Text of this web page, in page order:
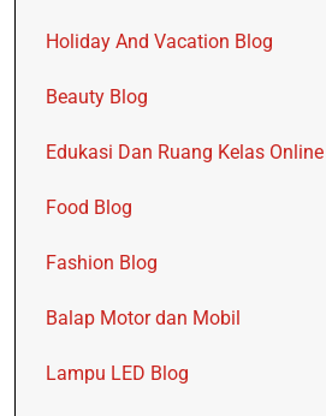
Holiday And Vacation Blog
Beauty Blog
Edukasi Dan Ruang Kelas Online
Food Blog
Fashion Blog
Balap Motor dan Mobil
Lampu LED Blog